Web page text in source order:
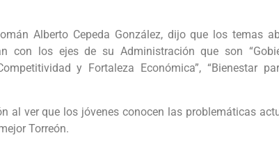
Alberto Cepeda González, dijo que los temas
con los ejes de su Administración que son
y Fortaleza Económica”, “Bienestar
al ver que los jóvenes conocen las problemáticas
Torreón.